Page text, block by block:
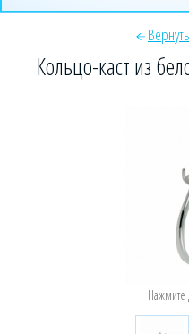
Кольцо-каст из